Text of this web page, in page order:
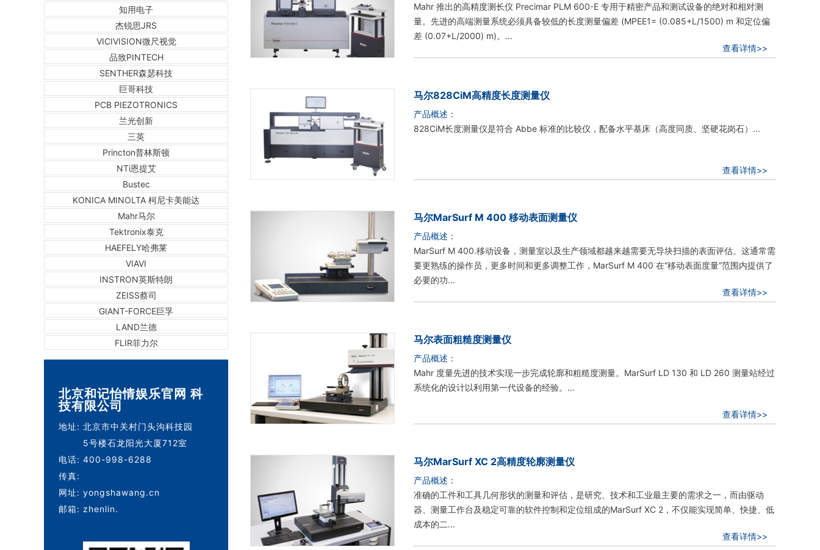
知用电子
杰锐思JRS
VICIVISION微尺视觉
品致PINTECH
SENTHER森瑟科技
巨哥科技
PCB PIEZOTRONICS
兰光创新
三英
Princton普林斯顿
NTi恩提艾
Bustec
KONICA MINOLTA 柯尼卡美能达
Mahr马尔
Tektronix泰克
HAEFELY哈弗莱
VIAVI
INSTRON英斯特朗
ZEISS蔡司
GIANT-FORCE巨孚
LAND兰德
FLIR菲力尔
北京和记怡情娱乐官网 科
技有限公司
地址: 北京市中关村门头沟科技园
5号楼石龙阳光大厦712室
电话: 400-998-6288
传真:
网址: yongshawang.cn
邮箱: zhenlin.
Mahr 推出的高精度测长仪 Precimar PLM 600-E 专用于精密产品和测试设备的绝对和相对测
量。先进的高端测量系统必须具备较低的长度测量偏差 (MPEE1= (0.085+L/1500) m 和定位偏
差 (0.07+L/2000) m)。...
查看详情>>
马尔828CiM高精度长度测量仪
产品概述：
828CiM长度测量仪是符合 Abbe 标准的比较仪，配备水平基床（高度同质、坚硬花岗石）...
查看详情>>
马尔MarSurf M 400 移动表面测量仪
产品概述：
MarSurf M 400.移动设备，测量室以及生产领域都越来越需要无导块扫描的表面评估。这通常需
要更熟练的操作员，更多时间和更多调整工作，MarSurf M 400 在“移动表面度量”范围内提供了
必要的功...
查看详情>>
马尔表面粗糙度测量仪
产品概述：
Mahr 度量先进的技术实现一步完成轮廓和粗糙度测量。MarSurf LD 130 和 LD 260 测量站经过
系统化的设计以利用第一代设备的经验。...
查看详情>>
马尔MarSurf XC 2高精度轮廓测量仪
产品概述：
准确的工件和工具几何形状的测量和评估，是研究、技术和工业最主要的需求之一，而由驱动
器、测量工作台及稳定可靠的软件控制和定位组成的MarSurf XC 2，不仅能实现简单、快捷、低
成本的二...
查看详情>>